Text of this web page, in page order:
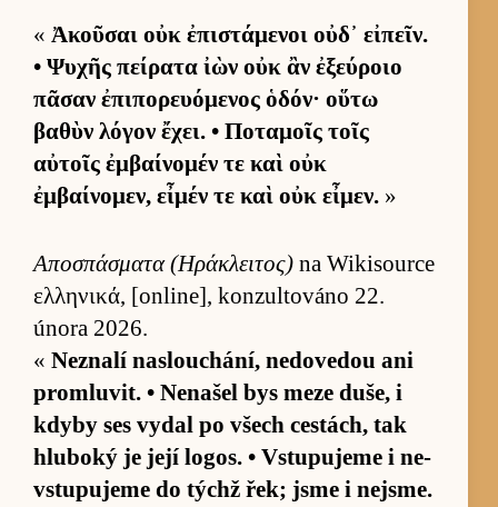
« Ἀκοῦσαι οὐκ ἐπιστάμενοι οὐδ᾽ εἰπεῖν.
• Ψυχῆς πείρατα ἰὼν οὐκ ἂν ἐξεύροιο
πᾶσαν ἐπιπορευόμενος ὁδόν· οὕτω
βαθὺν λόγον ἔχει. • Ποταμοῖς τοῖς
αὐτοῖς ἐμβαίνομέν τε καὶ οὐκ
ἐμβαίνομεν, εἶμέν τε καὶ οὐκ εἶμεν. »
Αποσπάσματα (Ηράκλειτος) na Wiki­source
ελληνικά, [on­li­ne], konzul­továno 22.
února 2026.
« Ne­znalí na­slou­chání, ne­dove­dou ani
pro­mlu­vit. • Nena­šel bys meze du­še, i
kdyby ses vy­dal po všech cestách, tak
hlu­boký je její logos. • Vstu­pujeme i ne­
vstu­pujeme do týchž řek; jsme i nejsme.